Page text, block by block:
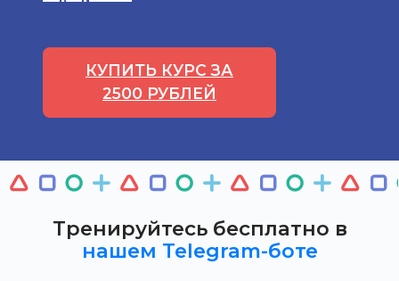
КУПИТЬ КУРС ЗА
2500 РУБЛЕЙ
Тренируйтесь бесплатно в
нашем Telegram-боте